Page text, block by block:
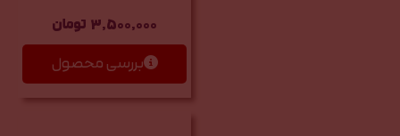
3,500,000 تومان
بررسی محصول